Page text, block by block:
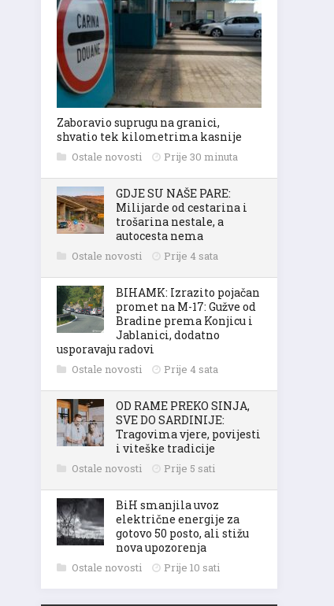
Zaboravio suprugu na granici,
shvatio tek kilometrima kasnije
Ostale novosti Prije 30 minuta
GDJE SU NAŠE PARE:
Milijarde od cestarina i
trošarina nestale, a
autocesta nema
Ostale novosti Prije 4 sata
BIHAMK: Izrazito pojačan
promet na M-17: Gužve od
Bradine prema Konjicu i
Jablanici, dodatno
usporavaju radovi
Ostale novosti Prije 4 sata
OD RAME PREKO SINJA,
SVE DO SARDINIJE:
Tragovima vjere, povijesti
i viteške tradicije
Ostale novosti Prije 5 sati
BiH smanjila uvoz
električne energije za
gotovo 50 posto, ali stižu
nova upozorenja
Ostale novosti Prije 10 sati